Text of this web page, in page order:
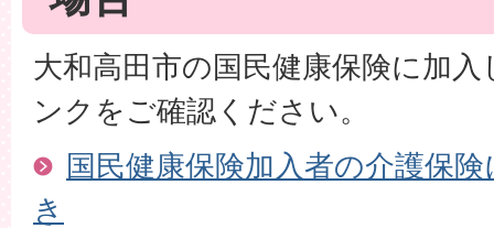
大和高田市の国民健康保険に加
ンクをご確認ください。
国民健康保険加入者の介護保
き